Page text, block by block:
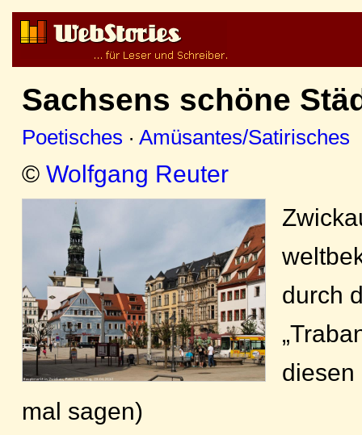
Sachsens schöne
Poetisches · Amüsantes/Satirisches
© Wolfgang Reuter
durch
diesen
mal sagen)